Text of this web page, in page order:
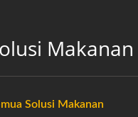
Makanan
Solusi Makanan